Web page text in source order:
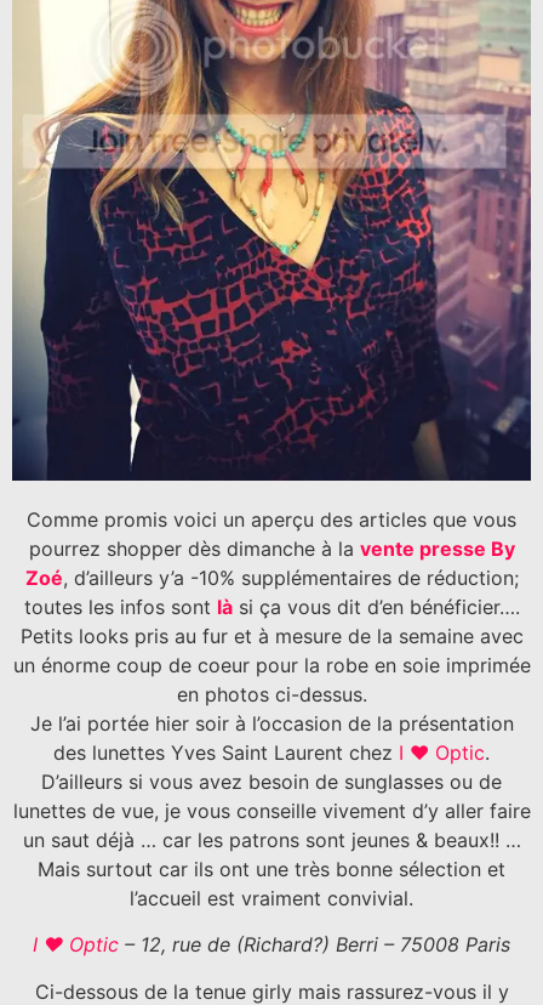
Comme promis voici un aperçu des articles que vous
pourrez shopper dès dimanche à la vente presse By
Zoé, d’ailleurs y’a -10% supplémentaires de réduction;
toutes les infos sont làsi ça vous dit d’en bénéficier….
Petits looks pris au fur et à mesure de la semaine avec
un énorme coup de coeur pour la robe en soie imprimée
en photos ci-dessus.
Je l’ai portée hier soir à l’occasion de la présentation
des lunettes Yves Saint Laurent chez I ♥ Optic.
D’ailleurs si vous avez besoin de sunglasses ou de
lunettes de vue, je vous conseille vivement d’y aller faire
un saut déjà … car les patrons sont jeunes & beaux!! …
Mais surtout car ils ont une très bonne sélection et
l’accueil est vraiment convivial.
I ♥ Optic – 12, rue de (Richard?) Berri – 75008 Paris
Ci-dessous de la tenue girly mais rassurez-vous il y